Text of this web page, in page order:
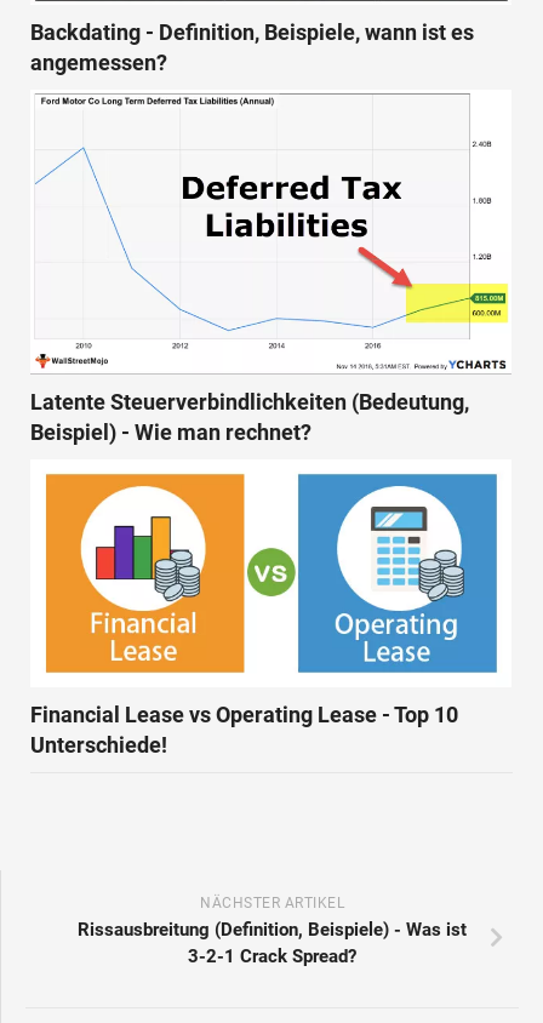
Backdating - Definition, Beispiele, wann ist es
angemessen?
Latente Steuerverbindlichkeiten (Bedeutung,
Beispiel) - Wie man rechnet?
Financial Lease vs Operating Lease - Top 10
Unterschiede!
NÄCHSTER ARTIKEL
Rissausbreitung (Definition, Beispiele) - Was ist
3-2-1 Crack Spread?